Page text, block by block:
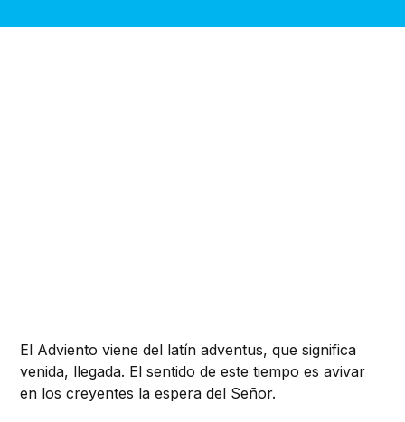
El Adviento viene del latín adventus, que significa
venida, llegada. El sentido de este tiempo es avivar
en los creyentes la espera del Señor.